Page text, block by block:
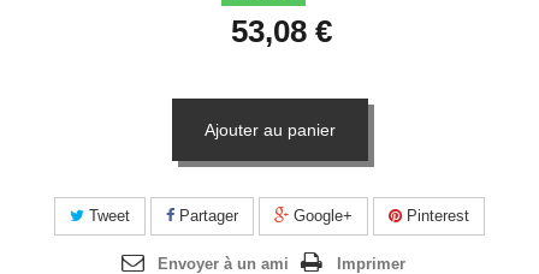
53,08 €
Ajouter au panier
Tweet Partager Google+ Pinterest
Envoyer à un ami Imprimer